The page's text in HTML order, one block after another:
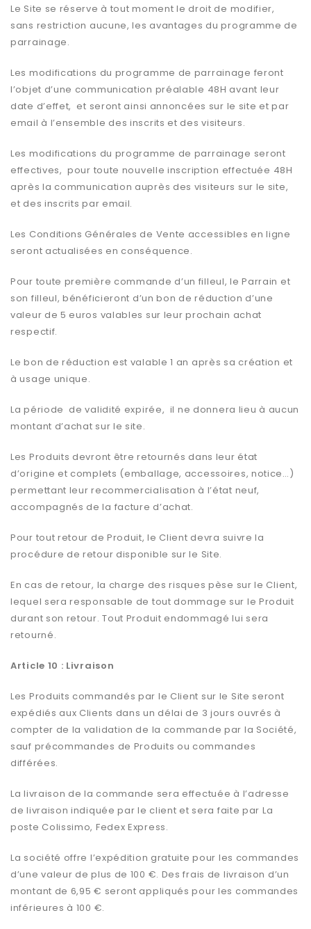
Le Site se réserve à tout moment le droit de modifier,
sans restriction aucune, les avantages du programme de
parrainage.
Les modifications du programme de parrainage feront
l’objet d’une communication préalable 48H avant leur
date d’effet, et seront ainsi annoncées sur le site et par
email à l’ensemble des inscrits et des visiteurs.
Les modifications du programme de parrainage seront
effectives, pour toute nouvelle inscription effectuée 48H
après la communication auprès des visiteurs sur le site,
et des inscrits par email.
Les Conditions Générales de Vente accessibles en ligne
seront actualisées en conséquence.
Pour toute première commande d’un filleul, le Parrain et
son filleul, bénéficieront d’un bon de réduction d’une
valeur de 5 euros valables sur leur prochain achat
respectif.
Le bon de réduction est valable 1 an après sa création et
à usage unique.
La période de validité expirée, il ne donnera lieu à aucun
montant d’achat sur le site.
Les Produits devront être retournés dans leur état
d’origine et complets (emballage, accessoires, notice…)
permettant leur recommercialisation à l’état neuf,
accompagnés de la facture d’achat.
Pour tout retour de Produit, le Client devra suivre la
procédure de retour disponible sur le Site.
En cas de retour, la charge des risques pèse sur le Client,
lequel sera responsable de tout dommage sur le Produit
durant son retour. Tout Produit endommagé lui sera
retourné.
Article 10 : Livraison
Les Produits commandés par le Client sur le Site seront
expédiés aux Clients dans un délai de 3 jours ouvrés à
compter de la validation de la commande par la Société,
sauf précommandes de Produits ou commandes
différées.
La livraison de la commande sera effectuée à l’adresse
de livraison indiquée par le client et sera faite par La
poste Colissimo, Fedex Express.
La société offre l’expédition gratuite pour les commandes
d’une valeur de plus de 100 €. Des frais de livraison d’un
montant de 6,95 € seront appliqués pour les commandes
inférieures à 100 €.